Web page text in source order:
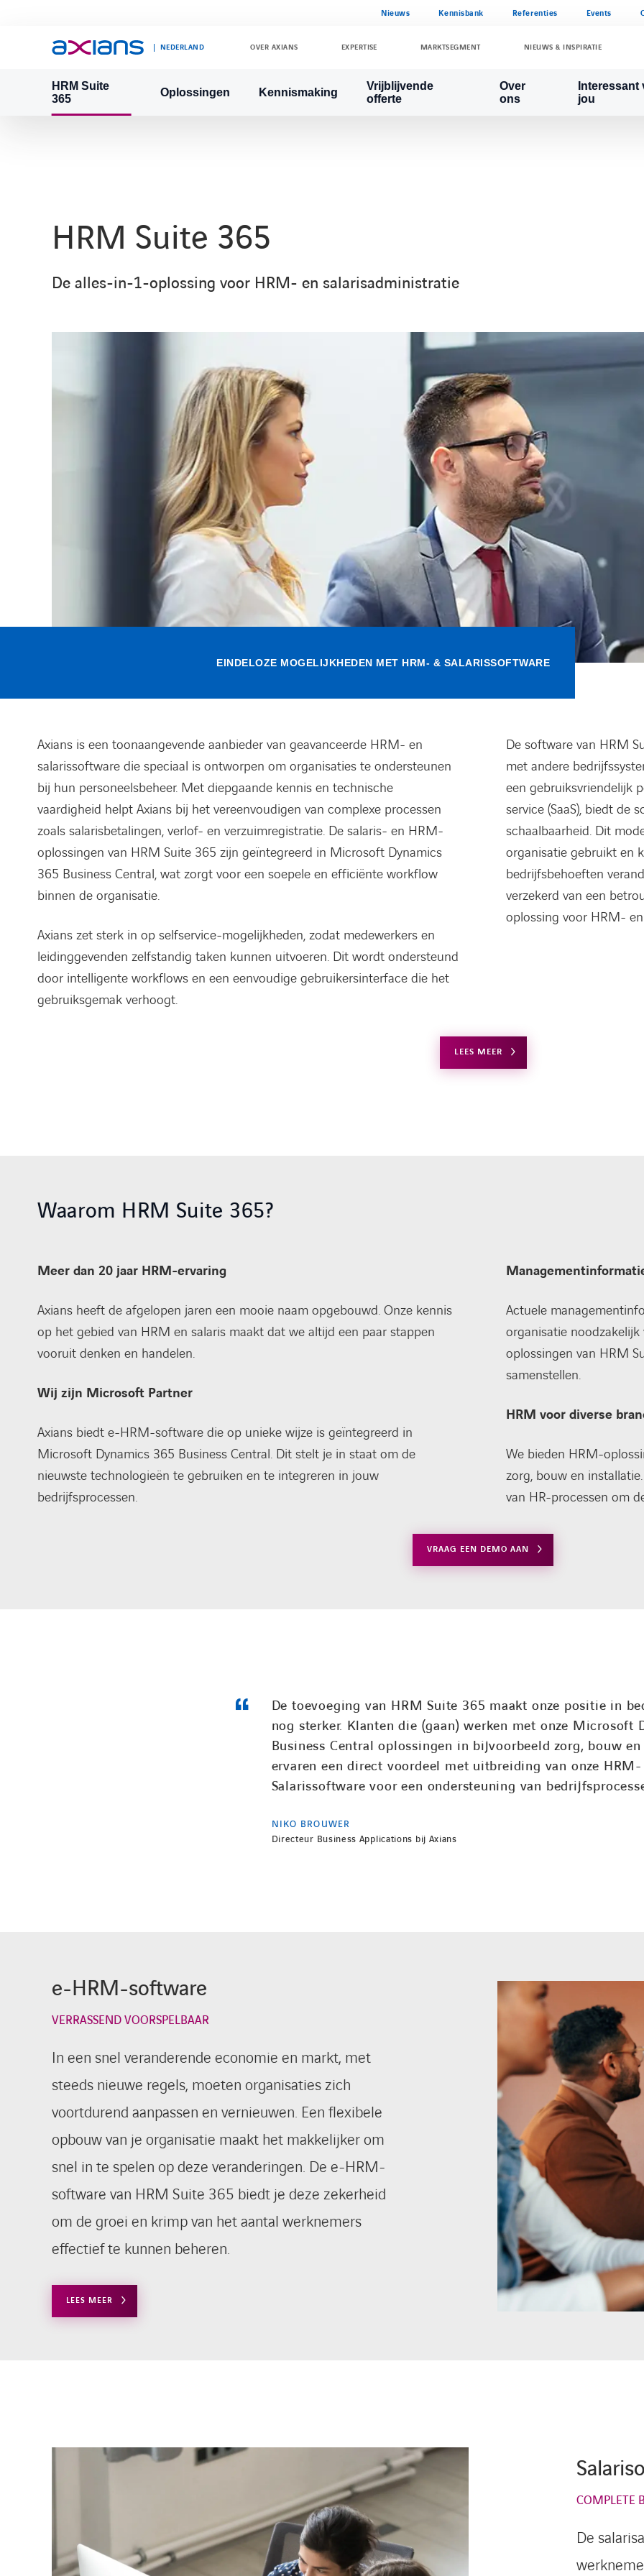
Nieuws Kennisbank Referenties Events
NEDERLAND OVER AXIANS EXPERTISE MARKTSEGMENT NIEUWS & INSPIRATIE
Search
HRM Suite
365
Oplossingen Kennismaking
Vrijblijvende
offerte
Over
ons
Interessant
jou
HRM Suite 365
De alles-in-1-oplossing voor HRM- en salarisadministratie
EINDELOZE MOGELIJKHEDEN MET HRM- & SALARISSOFTWARE
Axians is een toonaangevende aanbieder van geavanceerde HRM- en
salarissoftware die speciaal is ontworpen om organisaties te ondersteunen
bij hun personeelsbeheer. Met diepgaande kennis en technische
vaardigheid helpt Axians bij het vereenvoudigen van complexe processen
zoals salarisbetalingen, verlof- en verzuimregistratie. De salaris- en HRM-
oplossingen van HRM Suite 365 zijn geïntegreerd in Microsoft Dynamics
365 Business Central, wat zorgt voor een soepele en efficiënte workflow
binnen de organisatie.
Axians zet sterk in op selfservice-mogelijkheden, zodat medewerkers en
leidinggevenden zelfstandig taken kunnen uitvoeren. Dit wordt ondersteund
door intelligente workflows en een eenvoudige gebruikersinterface die het
gebruiksgemak verhoogt.
De software van HRM
met andere
een gebruiksvriendelijk
service (SaaS), biedt de
schaalbaarheid. Dit
organisatie gebruikt en
bedrijfsbehoeften
verzekerd van een
oplossing voor HRM-
LEES MEER
Waarom HRM Suite 365?
Meer dan 20 jaar HRM-ervaring
Axians heeft de afgelopen jaren een mooie naam opgebouwd. Onze kennis
op het gebied van HRM en salaris maakt dat we altijd een paar stappen
vooruit denken en handelen.
Wij zijn Microsoft Partner
Axians biedt e-HRM-software die op unieke wijze is geïntegreerd in
Microsoft Dynamics 365 Business Central. Dit stelt je in staat om de
nieuwste technologieën te gebruiken en te integreren in jouw
bedrijfsprocessen.
Actuele
organisatie
oplossingen van HRM
samenstellen.
HRM voor diverse
We bieden HRM-
zorg, bouw en
van HR-processen om
VRAAG EEN DEMO AAN
De toevoeging van HRM Suite 365 maakt onze positie in
nog sterker. Klanten die (gaan) werken met onze Microsoft
Business Central oplossingen in bijvoorbeeld zorg, bouw
ervaren een direct voordeel met uitbreiding van onze
Salarissoftware voor een ondersteuning van
NIKO BROUWER
Directeur Business Applications bij Axians
e-HRM-software
VERRASSEND VOORSPELBAAR
In een snel veranderende economie en markt, met
steeds nieuwe regels, moeten organisaties zich
voortdurend aanpassen en vernieuwen. Een flexibele
opbouw van je organisatie maakt het makkelijker om
snel in te spelen op deze veranderingen. De e-HRM-
software van HRM Suite 365 biedt je deze zekerheid
om de groei en krimp van het aantal werknemers
effectief te kunnen beheren.
LEES MEER
COMPLETE
De